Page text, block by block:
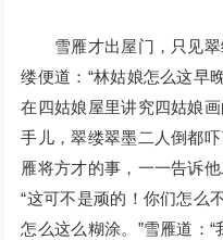
雪雁才出屋门，只见翠
缕便道：“林姑娘怎么这早
在四姑娘屋里讲究四姑娘
手儿，翠缕翠墨二人倒都
雁将方才的事，一一告诉
“这可不是顽的！你们怎么
怎么这么糊涂。”雪雁道：